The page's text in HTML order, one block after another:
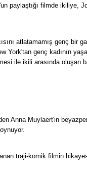
paylaştığı filmde ikiliye,
atlatamamış genç bir
York'tan genç kadının
ile ikili arasında oluşan
Anna Muylaert'in
traji-komik filmin